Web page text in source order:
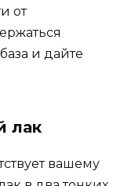
от
и дайте
лак
вашему